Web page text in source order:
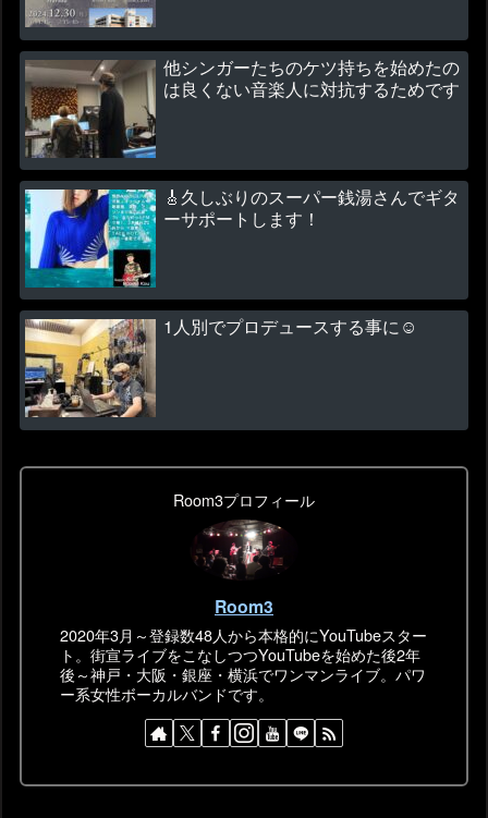
他シンガーたちのケツ持ちを始めたの
は良くない音楽人に対抗するためです
🎸久しぶりのスーパー銭湯さんでギタ
ーサポートします！
1人別でプロデュースする事に☺
Room3プロフィール
Room3
2020年3月～登録数48人から本格的にYouTubeスター
ト。街宣ライブをこなしつつYouTubeを始めた後2年
後～神戸・大阪・銀座・横浜でワンマンライブ。パワ
ー系女性ボーカルバンドです。